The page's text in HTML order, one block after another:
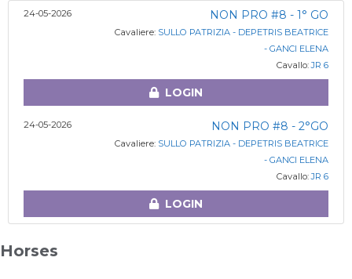
24-05-2026 NON PRO #8 - 1° GO
Cavaliere: SULLO PATRIZIA - DEPETRIS BEATRICE
- GANCI ELENA
Cavallo:JR 6
LOGIN
24-05-2026 NON PRO #8 - 2°GO
Cavaliere: SULLO PATRIZIA - DEPETRIS BEATRICE
- GANCI ELENA
Cavallo:JR 6
LOGIN
Horses